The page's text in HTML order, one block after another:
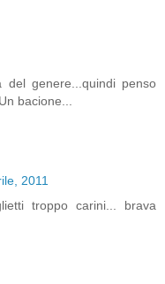
genere...quindi penso
bacione...
2011
troppo carini... brava